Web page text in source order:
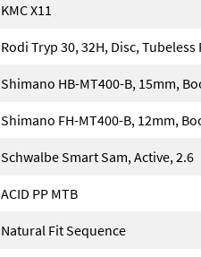
KMC X11
Rodi Tryp 30, 32H, Disc, Tubeless
Shimano HB-MT400-B, 15mm,
Shimano FH-MT400-B, 12mm,
Schwalbe Smart Sam, Active, 2.6
ACID PP MTB
Natural Fit Sequence